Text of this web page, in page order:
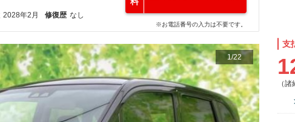
2028年2月 修復歴 なし
※お電話番号の入力は不要です。
1/22
支
（